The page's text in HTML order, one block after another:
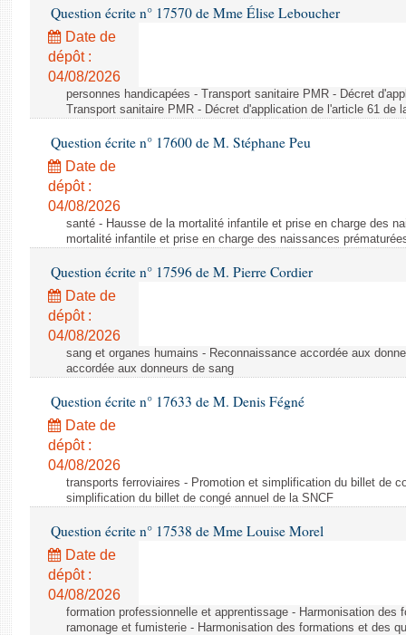
Question écrite n° 17570 de Mme Élise Leboucher
Date de
dépôt :
04/08/2026
personnes handicapées - Transport sanitaire PMR - Décret
Transport sanitaire PMR - Décret d'application de l'article 61 de
Question écrite n° 17600 de M. Stéphane Peu
Date de
dépôt :
04/08/2026
santé - Hausse de la mortalité infantile et prise en charge des
mortalité infantile et prise en charge des naissances
Question écrite n° 17596 de M. Pierre Cordier
Date de
dépôt :
04/08/2026
sang et organes humains - Reconnaissance accordée aux
accordée aux donneurs de sang
Question écrite n° 17633 de M. Denis Fégné
Date de
dépôt :
04/08/2026
transports ferroviaires - Promotion et simplification du billet de
simplification du billet de congé annuel de la SNCF
Question écrite n° 17538 de Mme Louise Morel
Date de
dépôt :
04/08/2026
formation professionnelle et apprentissage - Harmonisation des
ramonage et fumisterie - Harmonisation des formations et des